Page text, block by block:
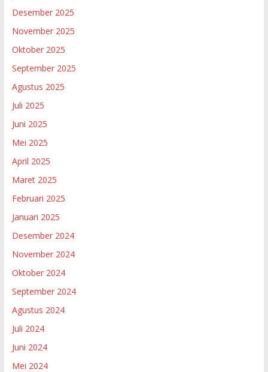
Desember 2025
November 2025
Oktober 2025
September 2025
Agustus 2025
Juli 2025
Juni 2025
Mei 2025
April 2025
Maret 2025
Februari 2025
Januari 2025
Desember 2024
November 2024
Oktober 2024
September 2024
Agustus 2024
Juli 2024
Juni 2024
Mei 2024